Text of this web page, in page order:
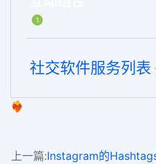
1
社交软件服务列
❤️‍🔥
上一篇:Instagram的